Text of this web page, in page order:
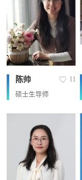
陈帅 11
硕士生导师